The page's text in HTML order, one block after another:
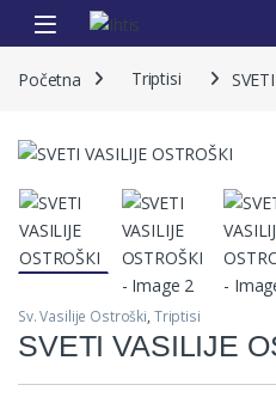
Početna Triptisi
Sv. Vasilije Ostroški, Triptisi
SVETI VASILIJE